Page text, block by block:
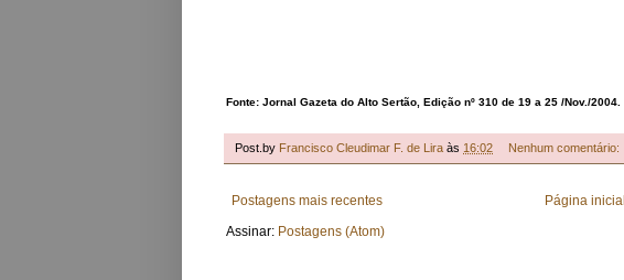
Fonte: Jornal Gazeta do Alto Sertão, Edição nº 310 de 19 a 25 /Nov./2004.
Post.by Francisco Cleudimar F. de Lira às 16:02 Nenhum comentário:
Postagens mais recentes
Página inicial
Assinar: Postagens (Atom)